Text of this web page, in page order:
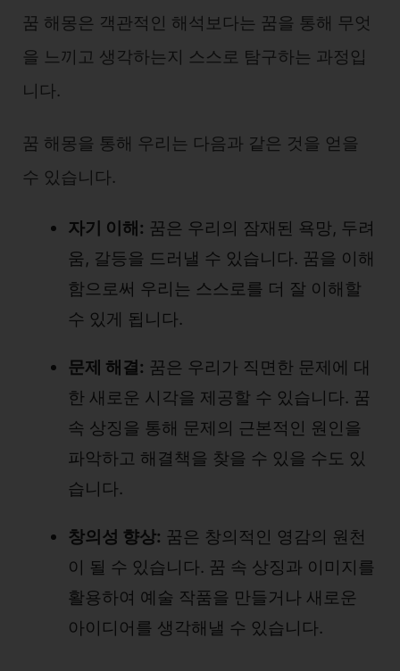
꿈 해몽은 객관적인 해석보다는 꿈을 통해 무엇
을 느끼고 생각하는지 스스로 탐구하는 과정입
니다.
꿈 해몽을 통해 우리는 다음과 같은 것을 얻을
수 있습니다.
자기 이해: 꿈은 우리의 잠재된 욕망, 두려
움, 갈등을 드러낼 수 있습니다. 꿈을 이해
함으로써 우리는 스스로를 더 잘 이해할
수 있게 됩니다.
문제 해결: 꿈은 우리가 직면한 문제에 대
한 새로운 시각을 제공할 수 있습니다. 꿈
속 상징을 통해 문제의 근본적인 원인을
파악하고 해결책을 찾을 수 있을 수도 있
습니다.
창의성 향상: 꿈은 창의적인 영감의 원천
이 될 수 있습니다. 꿈 속 상징과 이미지를
활용하여 예술 작품을 만들거나 새로운
아이디어를 생각해낼 수 있습니다.